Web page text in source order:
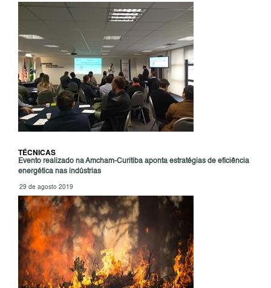
TÉCNICAS
Evento realizado na Amcham-Curitiba aponta estratégias de eficiência
energética nas indústrias
29 de agosto 2019